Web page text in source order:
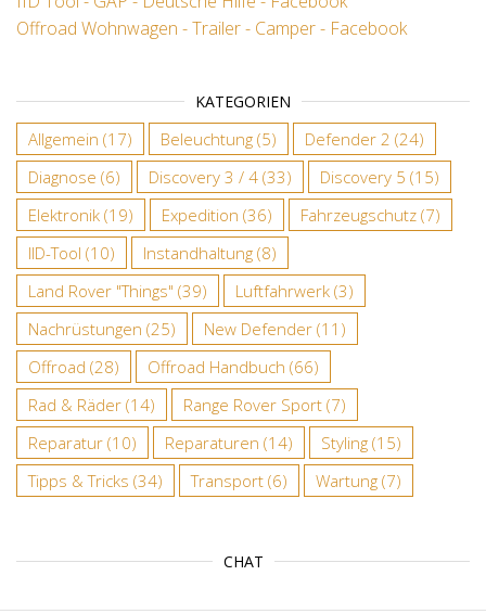
Offroad Wohnwagen - Trailer - Camper - Facebook
KATEGORIEN
Allgemein (17) Beleuchtung (5) Defender 2 (24)
Diagnose (6) Discovery 3 / 4 (33) Discovery 5 (15)
Elektronik (19) Expedition (36) Fahrzeugschutz (7)
IID-Tool (10) Instandhaltung (8)
Land Rover "Things" (39) Luftfahrwerk (3)
Nachrüstungen (25) New Defender (11)
Offroad (28) Offroad Handbuch (66)
Rad & Räder (14) Range Rover Sport (7)
Reparatur (10) Reparaturen (14) Styling (15)
Tipps & Tricks (34) Transport (6) Wartung (7)
CHAT